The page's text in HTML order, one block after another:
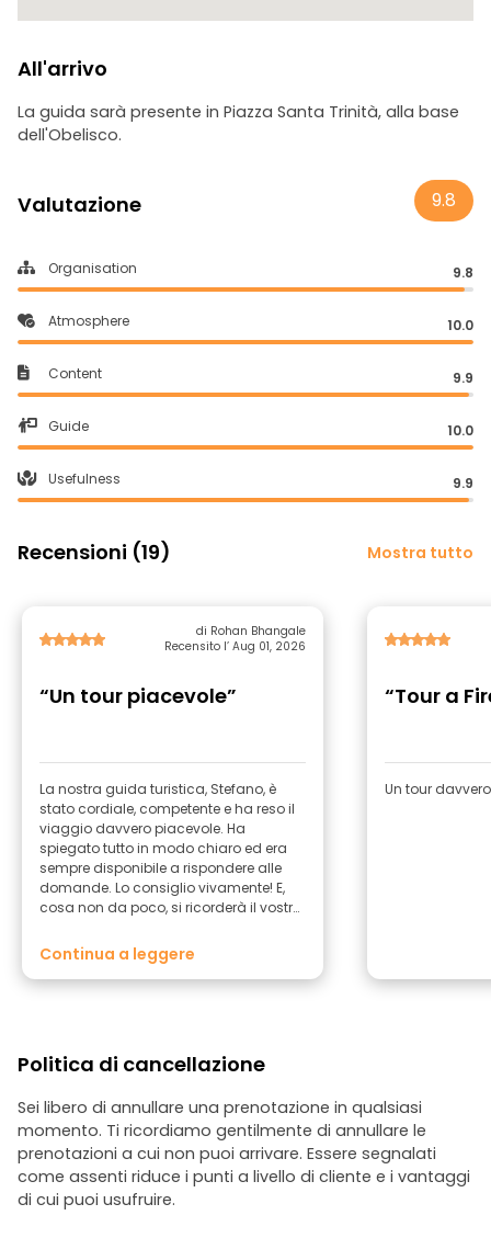
All'arrivo
La guida sarà presente in Piazza Santa Trinità, alla base
dell'Obelisco.
Valutazione 9.8
Organisation 9.8
Atmosphere 10.0
Content 9.9
Guide 10.0
Usefulness 9.9
Recensioni (19) Mostra tutto
di Rohan Bhangale
Recensito l’ Aug 01, 2026
“Un tour piacevole”
La nostra guida turistica, Stefano, è
stato cordiale, competente e ha reso il
viaggio davvero piacevole. Ha
spiegato tutto in modo chiaro ed era
sempre disponibile a rispondere alle
domande. Lo consiglio vivamente! E,
cosa non da poco, si ricorderà il vostro
Continua a leggere
“Tour a
Un tour
Politica di cancellazione
Sei libero di annullare una prenotazione in qualsiasi
momento. Ti ricordiamo gentilmente di annullare le
prenotazioni a cui non puoi arrivare. Essere segnalati
come assenti riduce i punti a livello di cliente e i vantaggi
di cui puoi usufruire.